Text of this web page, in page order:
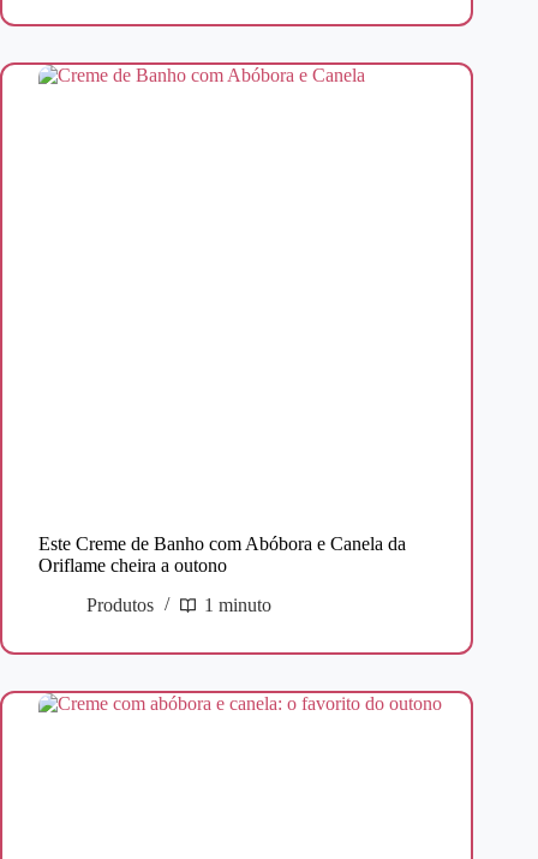
Este Creme de Banho com Abóbora e Canela da
Oriflame cheira a outono
Produtos
1 minuto